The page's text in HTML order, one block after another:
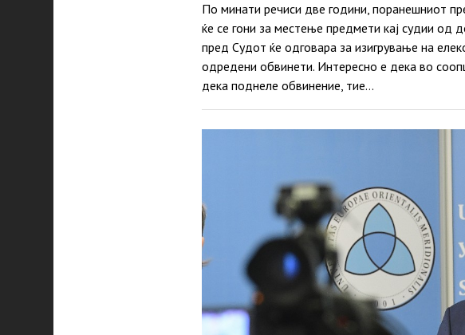
По минати речиси две години, поранешниот
ќе се гони за местење предмети кај судии од
пред Судот ќе одговара за изигрување на
одредени обвинети. Интересно е дека во
дека поднеле обвинение, тие…